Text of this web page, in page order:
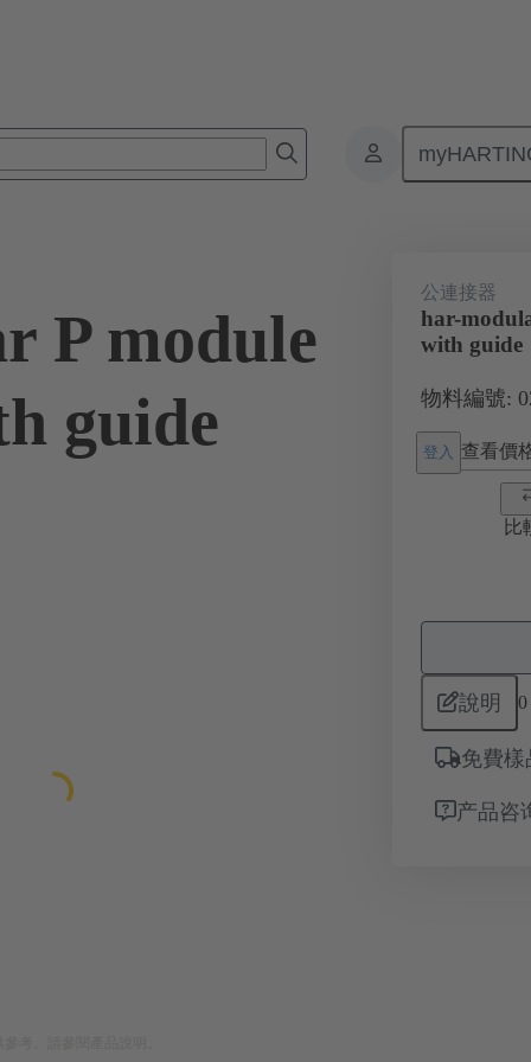
P module
guide
公連接器
har-
with guide
物料編號:
登入 查看價
比
說明 0
免費樣
产品咨